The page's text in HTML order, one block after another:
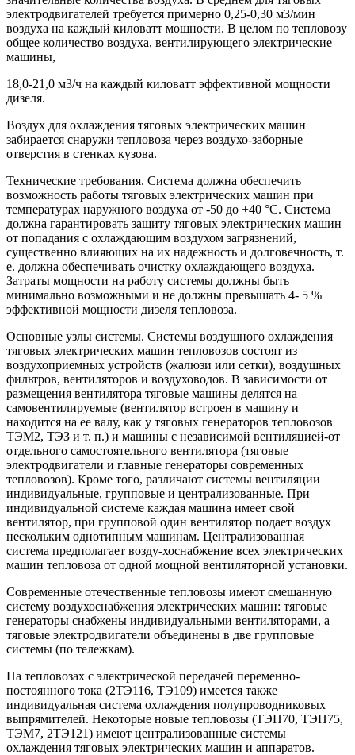
электродвигателей требуется примерно 0,25-0,30 м3/мин
воздуха на каждый киловатт мощности. В целом по тепловозу
общее количество воздуха, вентилирующего электрические
машины,
18,0-21,0 м3/ч на каждый киловатт эффективной мощности
дизеля.
Воздух для охлаждения тяговых электрических машин
забирается снаружи тепловоза через воздухо-заборные
отверстия в стенках кузова.
Технические требования. Система должна обеспечить
возможность работы тяговых электрических машин при
температурах наружного воздуха от -50 до +40 °С. Система
должна гарантировать защиту тяговых электрических машин
от попадания с охлаждающим воздухом загрязнений,
существенно влияющих на их надежность и долговечность, т.
е. должна обеспечивать очистку охлаждающего воздуха.
Затраты мощности на работу системы должны быть
минимально возможными и не должны превышать 4- 5 %
эффективной мощности дизеля тепловоза.
Основные узлы системы. Системы воздушного охлаждения
тяговых электрических машин тепловозов состоят из
воздухоприемных устройств (жалюзи или сетки), воздушных
фильтров, вентиляторов и воздуховодов. В зависимости от
размещения вентилятора тяговые машины делятся на
самовентилируемые (вентилятор встроен в машину и
находится на ее валу, как у тяговых генераторов тепловозов
ТЭМ2, ТЭЗ и т. п.) и машины с независимой вентиляцией-от
отдельного самостоятельного вентилятора (тяговые
электродвигатели и главные генераторы современных
тепловозов). Кроме того, различают системы вентиляции
индивидуальные, групповые и централизованные. При
индивидуальной системе каждая машина имеет свой
вентилятор, при групповой один вентилятор подает воздух
нескольким однотипным машинам. Централизованная
система предполагает возду-хоснабжение всех электрических
машин тепловоза от одной мощной вентиляторной установки.
Современные отечественные тепловозы имеют смешанную
систему воздухоснабжения электрических машин: тяговые
генераторы снабжены индивидуальными вентиляторами, а
тяговые электродвигатели объединены в две групповые
системы (по тележкам).
На тепловозах с электрической передачей переменно-
постоянного тока (2ТЭ116, ТЭ109) имеется также
индивидуальная система охлаждения полупроводниковых
выпрямителей. Некоторые новые тепловозы (ТЭП70, ТЭП75,
ТЭМ7, 2ТЭ121) имеют централизованные системы
охлаждения тяговых электрических машин и аппаратов.